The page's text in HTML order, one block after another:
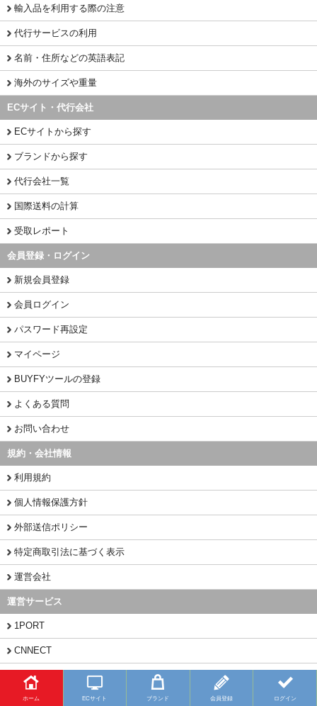
ホーム ECサイト ブランド 会員登録 ログイン
輸入品を利用する際の注意
代行サービスの利用
名前・住所などの英語表記
海外のサイズや重量
ECサイト・代行会社
ECサイトから探す
ブランドから探す
代行会社一覧
国際送料の計算
受取レポート
会員登録・ログイン
新規会員登録
会員ログイン
パスワード再設定
マイページ
BUYFYツールの登録
よくある質問
お問い合わせ
規約・会社情報
利用規約
個人情報保護方針
外部送信ポリシー
特定商取引法に基づく表示
運営会社
運営サービス
1PORT
CNNECT
CHINAMART
Copyright (C) 2026 BUYFY.JP All Rights Reserved.